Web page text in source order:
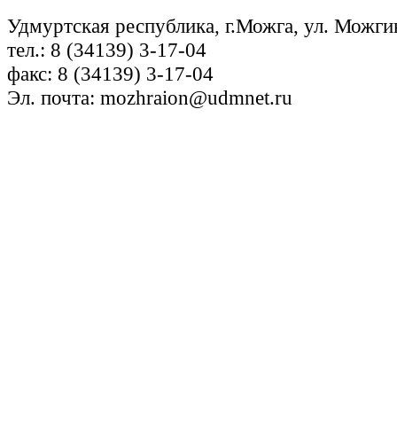
Удмуртская республика, г.Можга, ул.
тел.: 8 (34139) 3-17-04
факс: 8 (34139) 3-17-04
Эл. почта: mozhraion@udmnet.ru